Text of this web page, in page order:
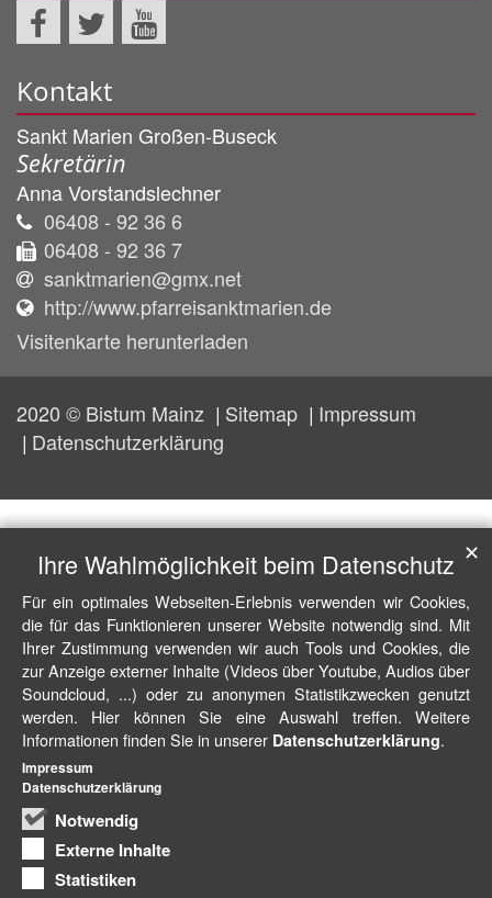
Kontakt
Sankt Marien Großen-Buseck
Sekretärin
AnnaVorstandslechner
06408 - 92 36 6
06408 - 92 36 7
sanktmarien@gmx.net
http://www.pfarreisanktmarien.de
Visitenkarte herunterladen
2020 © Bistum Mainz Sitemap
Impressum
Datenschutzerklärung
Ihre Wahlmöglichkeit beim Datenschutz
Für ein optimales Webseiten-Erlebnis verwenden wir Cookies,
die für das Funktionieren unserer Website notwendig sind. Mit
Ihrer Zustimmung verwenden wir auch Tools und Cookies, die
zur Anzeige externer Inhalte (Videos über Youtube, Audios über
Soundcloud, ...) oder zu anonymen Statistikzwecken genutzt
werden. Hier können Sie eine Auswahl treffen. Weitere
Informationen finden Sie in unserer Datenschutzerklärung.
Notwendig
Externe Inhalte
Statistiken
✕
Impressum
Datenschutzerklärung